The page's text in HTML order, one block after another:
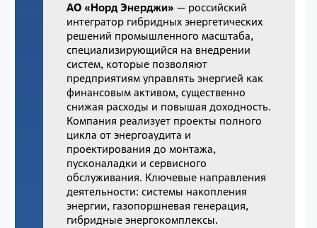
АО «Норд Энерджи» — российский
интегратор гибридных энергетических
решений промышленного масштаба,
специализирующийся на внедрении
систем, которые позволяют
предприятиям управлять энергией как
финансовым активом, существенно
снижая расходы и повышая доходность.
Компания реализует проекты полного
цикла от энергоаудита и
проектирования до монтажа,
пусконаладки и сервисного
обслуживания. Ключевые направления
деятельности: системы накопления
энергии, газопоршневая генерация,
гибридные энергокомплексы.